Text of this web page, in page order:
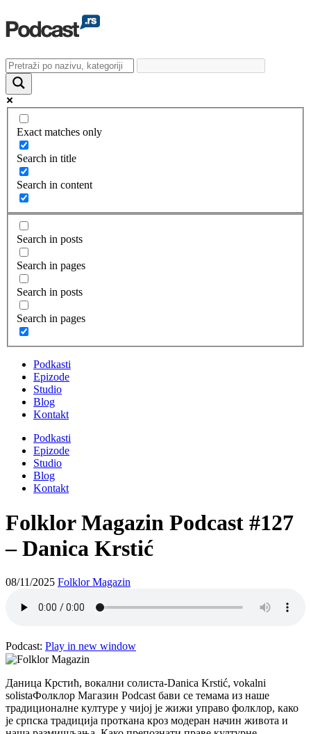
Exact matches only
Search in title
Search in content
Search in posts
Search in pages
Search in posts
Search in pages
Podkasti
Epizode
Studio
Blog
Kontakt
Podkasti
Epizode
Studio
Blog
Kontakt
Folklor Magazin Podcast #127
– Danica Krstić
08/11/2025 Folklor Magazin
Podcast: Play in new window
Даница Крстић, вокални солиста-Danica Krstić, vokalni
solistaФолклор Магазин Podcast бави се темама из наше
традиционалне културе у чијој је жижи управо фолклор, како
је српска традиција проткана кроз модеран начин живота и